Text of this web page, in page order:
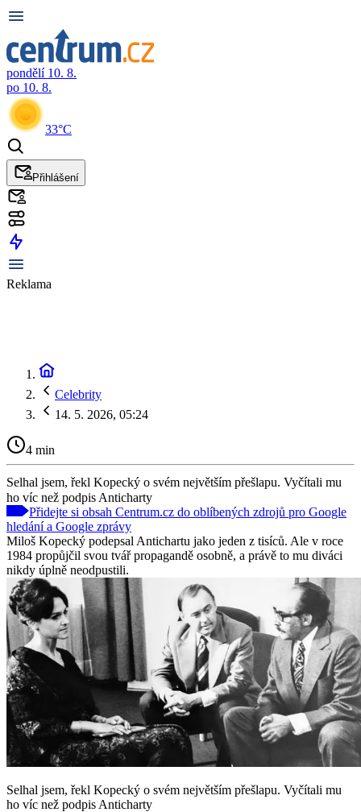
pondělí 10. 8.
po 10. 8.
33°C
Přihlášení
Reklama
Celebrity
14. 5. 2026, 05:24
4 min
Selhal jsem, řekl Kopecký o svém největším přešlapu. Vyčítali mu
ho víc než podpis Anticharty
Přidejte si obsah Centrum.cz do oblíbených zdrojů pro Google
hledání a Google zprávy
Miloš Kopecký podepsal Antichartu jako jeden z tisíců. Ale v roce
1984 propůjčil svou tvář propagandě osobně, a právě to mu diváci
nikdy úplně neodpustili.
Selhal jsem, řekl Kopecký o svém největším přešlapu. Vyčítali mu
ho víc než podpis Anticharty